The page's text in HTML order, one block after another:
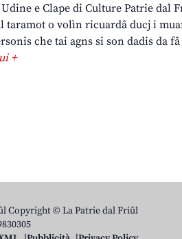
e Clape di Culture Patrie dal
taramot o volìn ricuardâ ducj i
che tai agns si son dadis da
+
Copyright © La Patrie dal Friûl